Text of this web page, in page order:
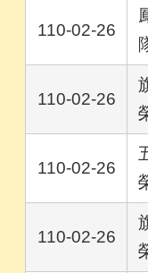
110-02-26
110-02-26
110-02-26
110-02-26